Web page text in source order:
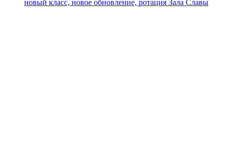
новый класс, новое обновление, ротация Зала Славы